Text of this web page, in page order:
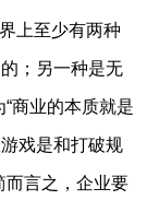
上至少有两种
；另一种是无
商业的本质就是
戏是和打破规
而言之，企业要